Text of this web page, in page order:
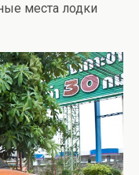
места лодки